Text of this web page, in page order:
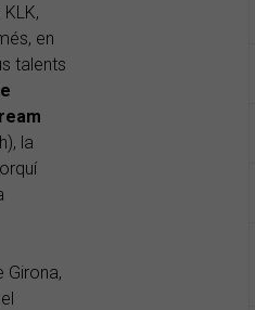
en
talents
la
Girona,